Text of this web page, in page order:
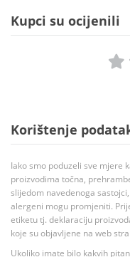
Kupci su ocijenili
Korištenje
Iako smo poduzeli sve mjere
proizvodima točna,
slijedom navedenoga
alergeni mogu promjeniti.
etiketu tj. deklaraciju
koje su objavljene na web
Ukoliko imate bilo kakvih